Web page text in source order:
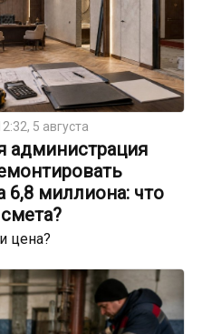
5 августа
администрация
6,8 миллиона: что
цена?